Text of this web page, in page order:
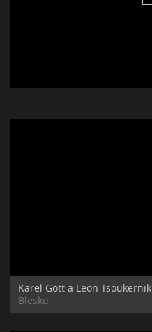
Karel Gott a Leon Tsoukernik
Blesku